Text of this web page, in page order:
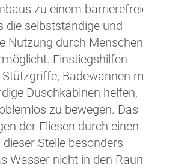
zu einem barrierefreien
die selbstständige und
Nutzung durch Menschen
Einstiegshilfen
Badewannen mit
Duschkabinen helfen,
zu bewegen. Das
der Fliesen durch einen
Stelle besonders
Wasser nicht in den Raum